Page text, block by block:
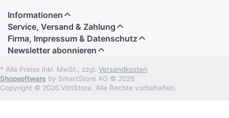
Informationen
Service, Versand & Zahlung
Firma, Impressum & Datenschutz
Newsletter abonnieren
* Alle Preise inkl. MwSt., zzgl. Versandkosten
Shopsoftware by SmartStore AG © 2026
Copyright © 2026 VittiStore. Alle Rechte vorbehalten.